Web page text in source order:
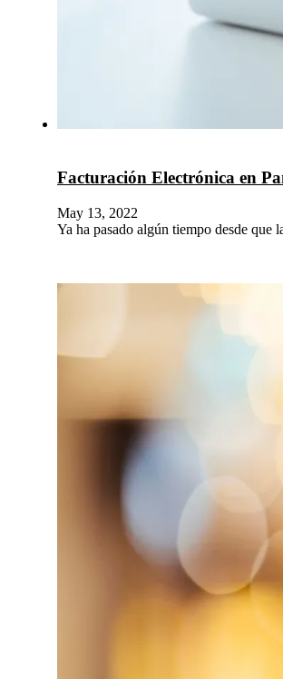
Facturación Electrónica en
May 13, 2022
Ya ha pasado algún tiempo desde